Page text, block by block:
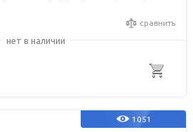
сравнить
нет в наличии
1051